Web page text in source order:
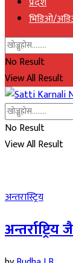
भिडिओ/
No Result
View All Result
No Result
View All Result
अन्तरास्ट्रिय